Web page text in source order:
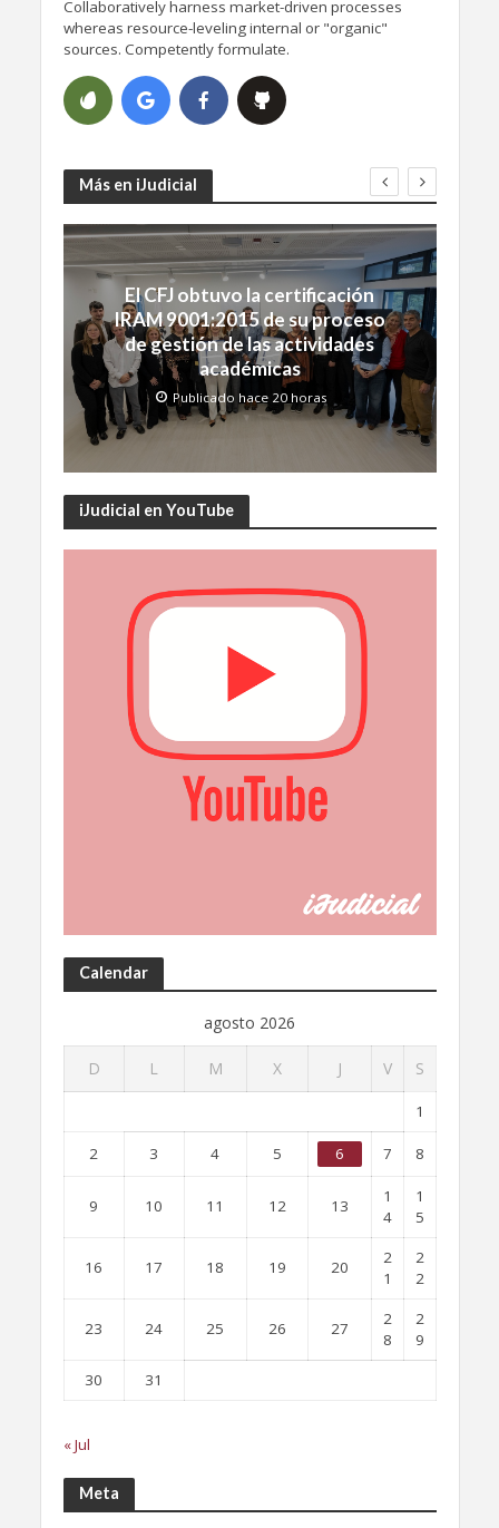
Collaboratively harness market-driven processes
whereas resource-leveling internal or "organic"
sources. Competently formulate.
Más en iJudicial
El CFJ obtuvo la certificación
IRAM 9001:2015 de su proceso
de gestión de las actividades
académicas
Publicado hace 20 horas
iJudicial en YouTube
Calendar
agosto 2026
D L M X J V S
1
2 3 4 5 6 7 8
9 10 11 12 13
1
4
1
5
16 17 18 19 20
2
1
2
2
23 24 25 26 27
2
8
2
9
30
31
« Jul
Meta